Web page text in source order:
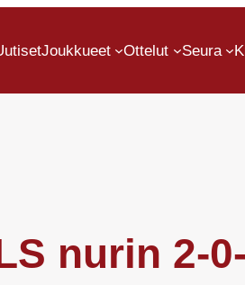
Joukkueet Ottelut Seura
nurin 2-